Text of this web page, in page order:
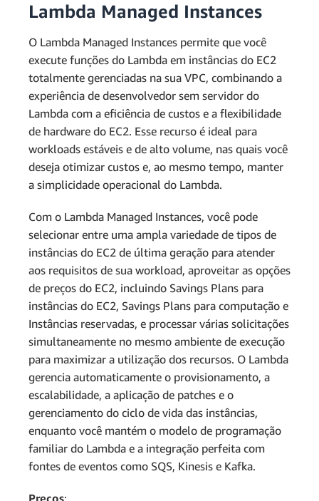
Lambda Managed Instances
O Lambda Managed Instances permite que você
execute funções do Lambda em instâncias do EC2
totalmente gerenciadas na sua VPC, combinando a
experiência de desenvolvedor sem servidor do
Lambda com a eficiência de custos e a flexibilidade
de hardware do EC2. Esse recurso é ideal para
workloads estáveis e de alto volume, nas quais você
deseja otimizar custos e, ao mesmo tempo, manter
a simplicidade operacional do Lambda.
Com o Lambda Managed Instances, você pode
selecionar entre uma ampla variedade de tipos de
instâncias do EC2 de última geração para atender
aos requisitos de sua workload, aproveitar as opções
de preços do EC2, incluindo Savings Plans para
instâncias do EC2, Savings Plans para computação e
Instâncias reservadas, e processar várias solicitações
simultaneamente no mesmo ambiente de execução
para maximizar a utilização dos recursos. O Lambda
gerencia automaticamente o provisionamento, a
escalabilidade, a aplicação de patches e o
gerenciamento do ciclo de vida das instâncias,
enquanto você mantém o modelo de programação
familiar do Lambda e a integração perfeita com
fontes de eventos como SQS, Kinesis e Kafka.